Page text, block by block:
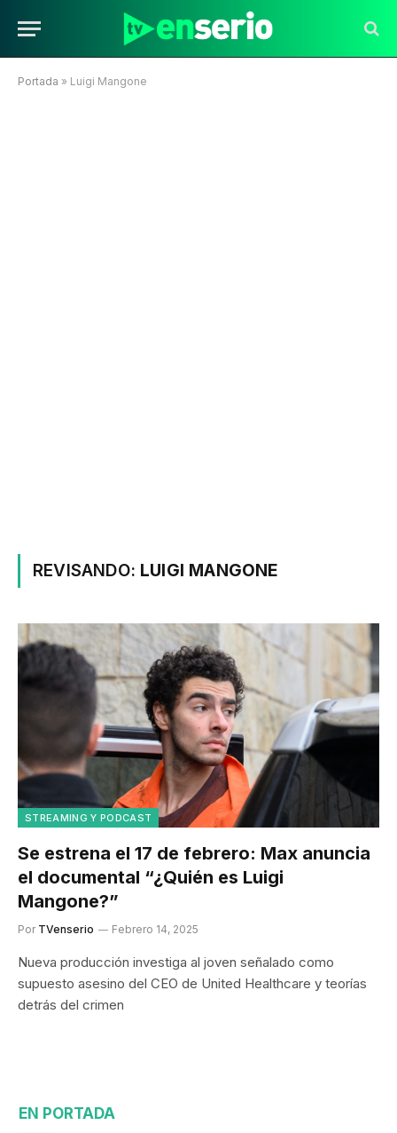
Portada » Luigi Mangone
REVISANDO: LUIGI MANGONE
STREAMING Y PODCAST
Se estrena el 17 de febrero: Max anuncia
el documental “¿Quién es Luigi
Mangone?”
Por TVenserio Febrero 14, 2025
Nueva producción investiga al joven señalado como
supuesto asesino del CEO de United Healthcare y teorías
detrás del crimen
EN PORTADA